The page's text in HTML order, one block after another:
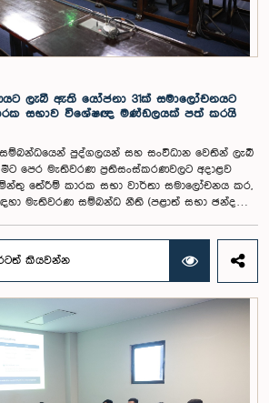
ලැබී ඇති යෝජනා 31ක් සමාලෝචනයට
සභාව විශේෂඥ මණ්ඩලයක් පත් කරයි
පුද්ගලයන් සහ සංවිධාන වෙතින් ලැබී
පෙර මැතිවරණ ප්‍රතිසංස්කරණවලට අදාළව
තේරීම් කාරක සභා වාර්තා සමාලෝචනය කර,
මැතිවරණ සම්බන්ධ නීති (පළාත් සභා ඡන්ද
පළාත් සභා සහ පළාත් පාලන ගරු අමාත්‍ය
මහතාගේ සභාපතිත්වයෙන්
වූ අවස්ථාවේදීය.එහිදී 2004, 2007 සහ 2022
කාරක සභා වාර්තා මෙන්ම පුද්ගලයන් හා
ඇති යෝජනා 31ක් පදනම් කර ගනිමින් මැතිවරණ
දීර්ඝ ලෙස සාකච්ඡා කෙරිණි.සාකච්ඡාවේදී පළාත්
මිශ්‍ර මැතිවරණ ක්‍රමයක් හඳුන්වා දීම, සුළු පක්ෂ
තහවුරු කිරීම, කාන්තා නියෝජනය
ක්‍රමවේදයක් හඳුන්වා දීම සහ කල්තියා ඡන්දය
කියවන්න